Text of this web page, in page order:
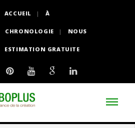
ACCUEIL À
CHRONOLOGIE NOUS
ESTIMATION GRATUITE